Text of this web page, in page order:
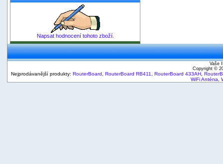
Napsat hodnocení tohoto zboží.
Vaše
Copyright ©
Nejprodávanější produkty: RouterBoard RouterBoard RB411 RouterBoard 433AH
WiFi Anténa